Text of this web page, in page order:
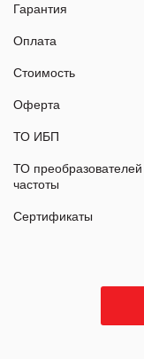
Гарантия
Оплата
Стоимость
Оферта
ТО ИБП
ТО преобразователей
частоты
Сертификаты